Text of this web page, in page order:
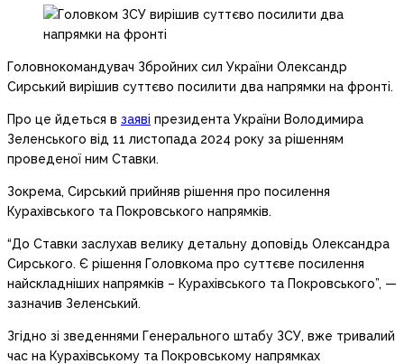
Головнокомандувач Збройних сил України Олександр
Сирський вирішив суттєво посилити два напрямки на фронті.
Про це йдеться в заяві президента України Володимира
Зеленського від 11 листопада 2024 року за рішенням
проведеної ним Ставки.
Зокрема, Сирський прийняв рішення про посилення
Курахівського та Покровського напрямків.
“До Ставки заслухав велику детальну доповідь Олександра
Сирського. Є рішення Головкома про суттєве посилення
найскладніших напрямків – Курахівського та Покровського”, —
зазначив Зеленський.
Згідно зі зведеннями Генерального штабу ЗСУ, вже тривалий
час на Курахівському та Покровському напрямках